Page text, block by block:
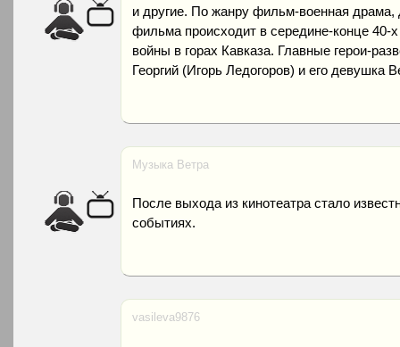
и другие. По жанру фильм-военная
фильма происходит в середине-конце 40-
войны в горах Кавказа. Главные герои-
Георгий (Игорь Ледогоров) и его девушка
Музыка Ветра
После выхода из кинотеатра стало
событиях.
vasileva9876